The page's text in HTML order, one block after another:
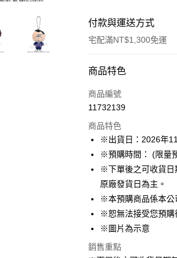
付款與運送方式
宅配滿NT$1,300免運
付款方式
信用卡一次付款
Apple Pay
悠遊付
Google Pay
ATM付款
商品特色
商品編號
11732139
商品特色
※出貨日：2026年
※預購時間： (限量
※下單後之可收貨日
原廠發貨日為主。
※本預購商品係本公
※恕無法接受您預購
※圖片為示意
銷售重點